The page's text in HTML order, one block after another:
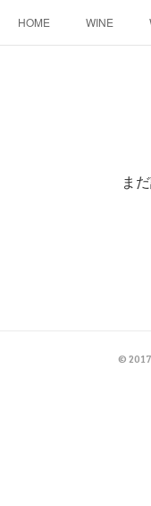
HOME WINE
ま
©